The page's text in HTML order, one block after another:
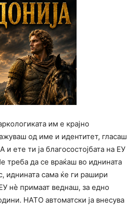
им е крајно
од име и идентитет, гласаш
ете ти ја благосостојбата на ЕУ
треба да се враќаш во иднината
иднината сама ќе ги рашири
нѐ примаат веднаш, за едно
НАТО автоматски ја внесува